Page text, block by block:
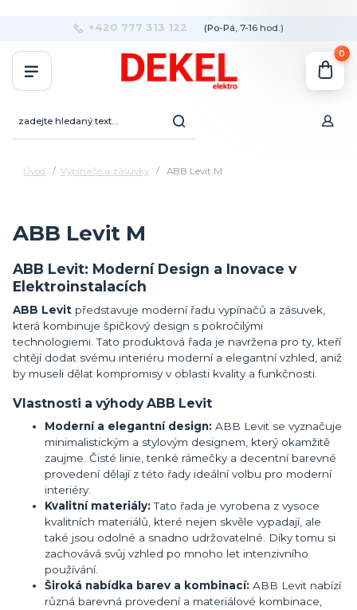
+420 777 313 122 (Po-Pá, 7-16 hod.)
0
Úvod Vypínače a zásuvky ABB Levit M
ABB Levit M
ABB Levit: Moderní Design a Inovace v
Elektroinstalacích
ABB Levit představuje moderní řadu vypínačů a zásuvek,
která kombinuje špičkový design s pokročilými
technologiemi. Tato produktová řada je navržena pro ty, kteří
chtějí dodat svému interiéru moderní a elegantní vzhled, aniž
by museli dělat kompromisy v oblasti kvality a funkčnosti.
Vlastnosti a výhody ABB Levit
Moderní a elegantní design: ABB Levit se vyznačuje
minimalistickým a stylovým designem, který okamžitě
zaujme. Čisté linie, tenké rámečky a decentní barevné
provedení dělají z této řady ideální volbu pro moderní
interiéry.
Kvalitní materiály: Tato řada je vyrobena z vysoce
kvalitních materiálů, které nejen skvěle vypadají, ale
také jsou odolné a snadno udržovatelné. Díky tomu si
zachovává svůj vzhled po mnoho let intenzivního
používání.
Široká nabídka barev a kombinací: ABB Levit nabízí
různá barevná provedení a materiálové kombinace,